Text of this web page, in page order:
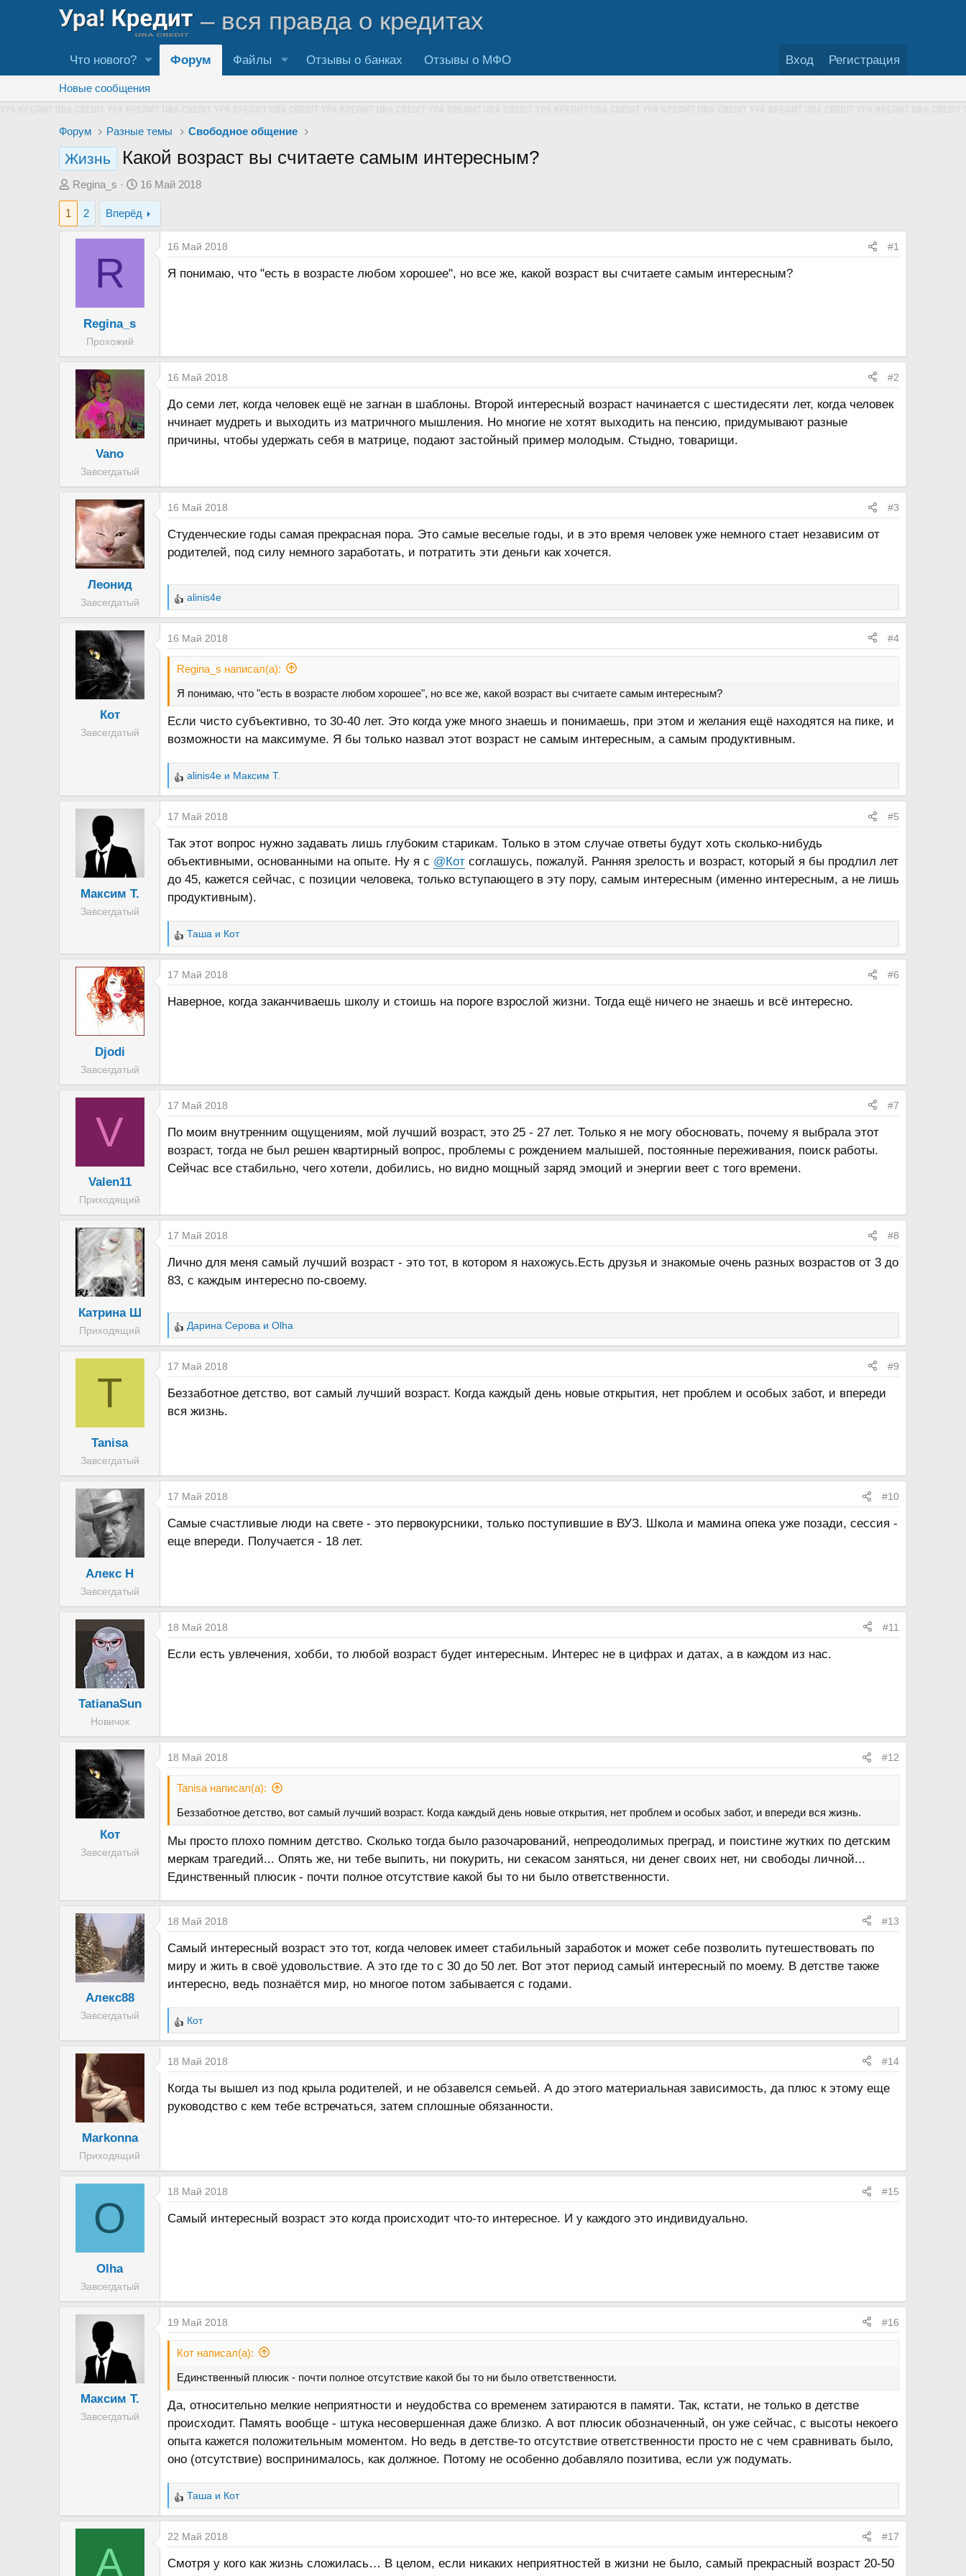
– вся правда о кредитах
Что нового? Форум Файлы Отзывы о банках Отзывы о МФО Вход Регистрация
Новые сообщения
Форум Разные темы Свободное общение
Жизнь Какой возраст вы считаете самым интересным?
А
в
Regina_s
Д
а
т
16 Май 2018
1 2 Вперёд
R
Regina_s
Прохожий
16 Май 2018 #1
Я понимаю, что "есть в возрасте любом хорошее", но все же, какой возраст вы считаете самым интересным?
Vano
Завсегдатый
16 Май 2018 #2
До семи лет, когда человек ещё не загнан в шаблоны. Второй интересный возраст начинается с шестидесяти лет, когда человек
нчинает мудреть и выходить из матричного мышления. Но многие не хотят выходить на пенсию, придумывают разные
причины, чтобы удержать себя в матрице, подают застойный пример молодым. Стыдно, товарищи.
Леонид
Завсегдатый
16 Май 2018 #3
Студенческие годы самая прекрасная пора. Это самые веселые годы, и в это время человек уже немного стает независим от
родителей, под силу немного заработать, и потратить эти деньги как хочется.
Р
е
а
к
ц
и
:
alinis4e
Кот
Завсегдатый
16 Май 2018 #4
Regina_s написал(а):
Я понимаю, что "есть в возрасте любом хорошее", но все же, какой возраст вы считаете самым интересным?
Если чисто субъективно, то 30-40 лет. Это когда уже много знаешь и понимаешь, при этом и желания ещё находятся на пике, и
возможности на максимуме. Я бы только назвал этот возраст не самым интересным, а самым продуктивным.
Р
е
а
к
ц
и
и
:
alinis4e и Максим Т.
Максим Т.
Завсегдатый
17 Май 2018 #5
Так этот вопрос нужно задавать лишь глубоким старикам. Только в этом случае ответы будут хоть сколько-нибудь
объективными, основанными на опыте. Ну я с @Кот соглашусь, пожалуй. Ранняя зрелость и возраст, который я бы продлил лет
до 45, кажется сейчас, с позиции человека, только вступающего в эту пору, самым интересным (именно интересным, а не лишь
продуктивным).
Р
е
а
к
ц
Таша и Кот
Djodi
Завсегдатый
17 Май 2018 #6
Наверное, когда заканчиваешь школу и стоишь на пороге взрослой жизни. Тогда ещё ничего не знаешь и всё интересно.
V
Valen11
Приходящий
17 Май 2018 #7
По моим внутренним ощущениям, мой лучший возраст, это 25 - 27 лет. Только я не могу обосновать, почему я выбрала этот
возраст, тогда не был решен квартирный вопрос, проблемы с рождением малышей, постоянные переживания, поиск работы.
Сейчас все стабильно, чего хотели, добились, но видно мощный заряд эмоций и энергии веет с того времени.
Катрина Ш
Приходящий
17 Май 2018 #8
Лично для меня самый лучший возраст - это тот, в котором я нахожусь.Есть друзья и знакомые очень разных возрастов от 3 до
83, с каждым интересно по-своему.
Р
е
а
к
ц
и
Дарина Серова и Olha
T
Tanisa
Завсегдатый
17 Май 2018 #9
Беззаботное детство, вот самый лучший возраст. Когда каждый день новые открытия, нет проблем и особых забот, и впереди
вся жизнь.
Алекс Н
Завсегдатый
17 Май 2018 #10
Самые счастливые люди на свете - это первокурсники, только поступившие в ВУЗ. Школа и мамина опека уже позади, сессия -
еще впереди. Получается - 18 лет.
TatianaSun
Новичок
18 Май 2018 #11
Если есть увлечения, хобби, то любой возраст будет интересным. Интерес не в цифрах и датах, а в каждом из нас.
Кот
Завсегдатый
18 Май 2018 #12
Tanisa написал(а):
Беззаботное детство, вот самый лучший возраст. Когда каждый день новые открытия, нет проблем и особых забот, и впереди вся жизнь.
Мы просто плохо помним детство. Сколько тогда было разочарований, непреодолимых преград, и поистине жутких по детским
меркам трагедий... Опять же, ни тебе выпить, ни покурить, ни секасом заняться, ни денег своих нет, ни свободы личной...
Единственный плюсик - почти полное отсутствие какой бы то ни было ответственности.
Алекс88
Завсегдатый
18 Май 2018 #13
Самый интересный возраст это тот, когда человек имеет стабильный заработок и может себе позволить путешествовать по
миру и жить в своё удовольствие. А это где то с 30 до 50 лет. Вот этот период самый интересный по моему. В детстве также
интересно, ведь познаётся мир, но многое потом забывается с годами.
Р
е
а
к
ц
и
Кот
Markonna
Приходящий
18 Май 2018 #14
Когда ты вышел из под крыла родителей, и не обзавелся семьей. А до этого материальная зависимость, да плюс к этому еще
руководство с кем тебе встречаться, затем сплошные обязанности.
O
Olha
Завсегдатый
18 Май 2018 #15
Самый интересный возраст это когда происходит что-то интересное. И у каждого это индивидуально.
Максим Т.
Завсегдатый
19 Май 2018 #16
Кот написал(а):
Единственный плюсик - почти полное отсутствие какой бы то ни было ответственности.
Да, относительно мелкие неприятности и неудобства со временем затираются в памяти. Так, кстати, не только в детстве
происходит. Память вообще - штука несовершенная даже близко. А вот плюсик обозначенный, он уже сейчас, с высоты некоего
опыта кажется положительным моментом. Но ведь в детстве-то отсутствие ответственности просто не с чем сравнивать было,
оно (отсутствие) воспринималось, как должное. Потому не особенно добавляло позитива, если уж подумать.
Р
е
а
к
ц
Таша и Кот
A
22 Май 2018 #17
Смотря у кого как жизнь сложилась… В целом, если никаких неприятностей в жизни не было, самый прекрасный возраст 20-50